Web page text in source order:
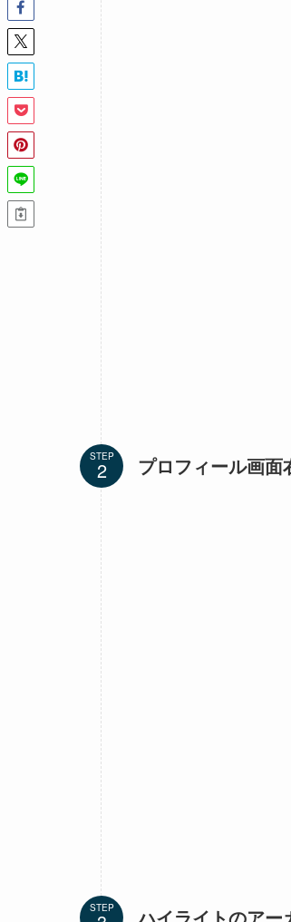
STEP プロフィール画
STEP ハイライトのアー